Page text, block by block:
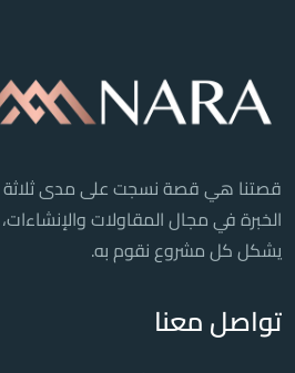
قصتنا هي قصة نسجت على مدى ثلاثة
الخبرة في مجال المقاولات
يشكل كل مشروع نقوم به.
تواصل معنا